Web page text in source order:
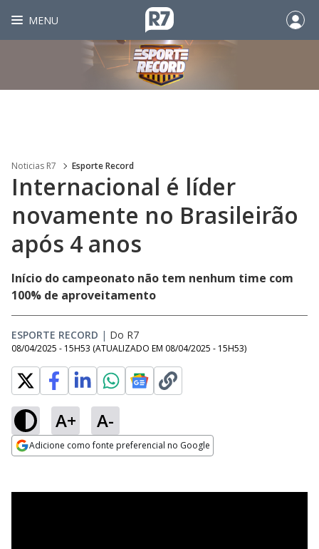
MENU
Noticias R7 Esporte Record
Internacional é líder
novamente no Brasileirão
após 4 anos
Início do campeonato não tem nenhum time com
100% de aproveitamento
ESPORTE RECORD | Do R7
08/04/2025 - 15H53 (ATUALIZADO EM 08/04/2025 - 15H53)
A+ A-
Adicione como fonte preferencial no Google